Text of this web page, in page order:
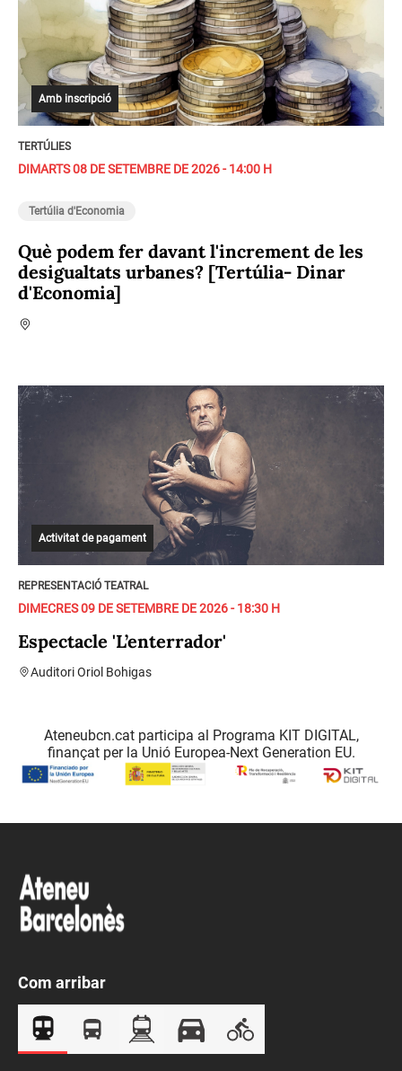
Amb inscripció
TERTÚLIES
DIMARTS 08 DE SETEMBRE DE 2026 - 14:00 H
Tertúlia d'Economia
Què podem fer davant l'increment de les
desigualtats urbanes? [Tertúlia- Dinar
d'Economia]
Activitat de pagament
REPRESENTACIÓ TEATRAL
DIMECRES 09 DE SETEMBRE DE 2026 - 18:30 H
Espectacle 'L’enterrador'
Auditori Oriol Bohigas
Ateneubcn.cat participa al Programa KIT DIGITAL,
finançat per la Unió Europea-Next Generation EU.
Com arribar